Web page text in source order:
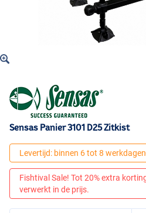
Sensas Panier 3101 D25 Zitkist
Levertijd: binnen 6 tot 8 werkdagen
Fishtival Sale! Tot 20% extra
verwerkt in de prijs.